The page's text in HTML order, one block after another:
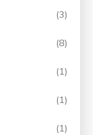
(3)
(8)
(1)
(1)
(1)